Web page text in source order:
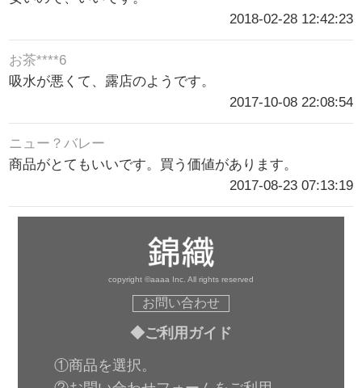
2018-02-28 12:42:23
お茶****6
吸水が悪くて、露店のようです。
2017-10-08 22:08:54
ニュー？バレー
商品がとてもいいです。買う価値があります。
2017-08-23 07:13:19
copyright ©aaaa Inc. All rights reserved
お問い合わせ
◆ご利用ガイド
①商品を選択。